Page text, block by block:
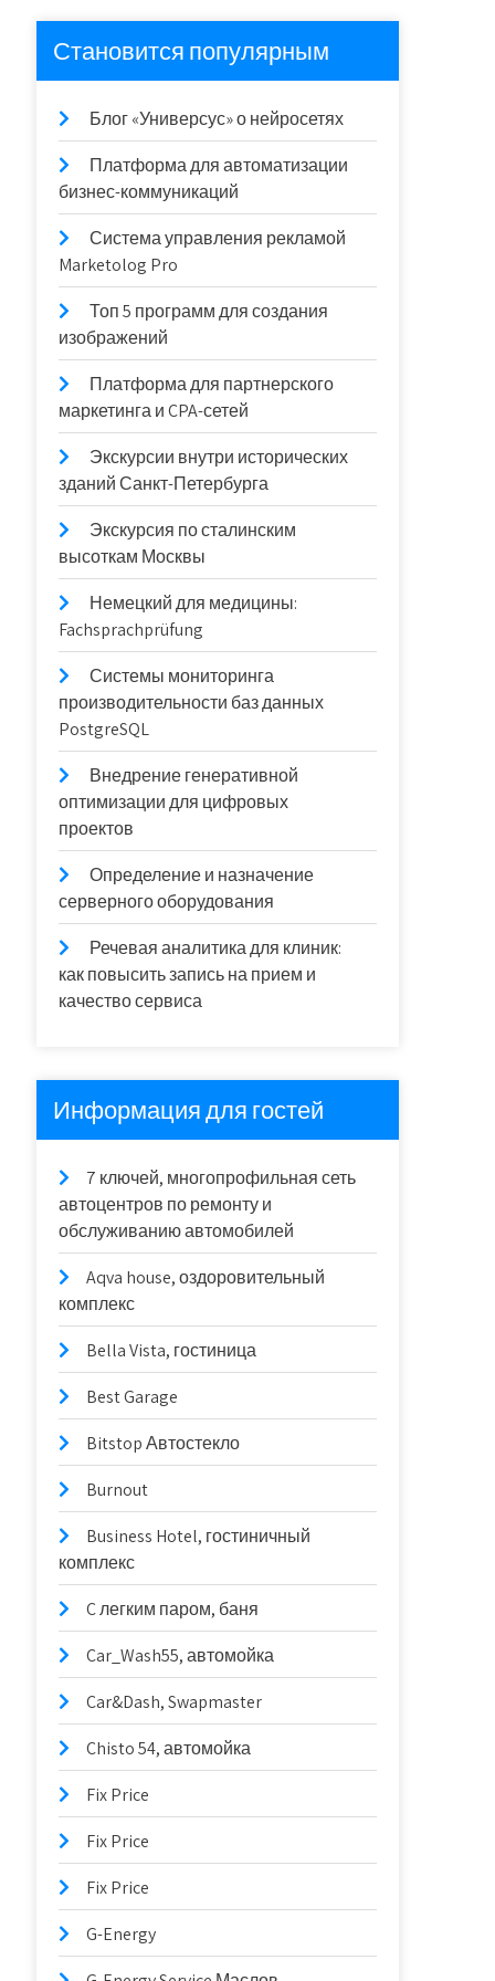
Становится популярным
Блог «Универсус» о нейросетях
Платформа для автоматизации
бизнес-коммуникаций
Система управления рекламой
Marketolog Pro
Топ 5 программ для создания
изображений
Платформа для партнерского
маркетинга и CPA-сетей
Экскурсии внутри исторических
зданий Санкт-Петербурга
Экскурсия по сталинским
высоткам Москвы
Немецкий для медицины:
Fachsprachprüfung
Системы мониторинга
производительности баз данных
PostgreSQL
Внедрение генеративной
оптимизации для цифровых
проектов
Определение и назначение
серверного оборудования
Речевая аналитика для клиник:
как повысить запись на прием и
качество сервиса
Информация для гостей
7 ключей, многопрофильная сеть
автоцентров по ремонту и
обслуживанию автомобилей
Aqva house, оздоровительный
комплекс
Bella Vista, гостиница
Best Garage
Bitstop Автостекло
Burnout
Business Hotel, гостиничный
комплекс
C легким паром, баня
Car_Wash55, автомойка
Car&Dash, Swapmaster
Chisto 54, автомойка
Fix Price
Fix Price
Fix Price
G-Energy